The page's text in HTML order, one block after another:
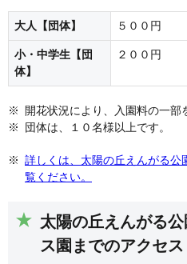
大人【団体】 ５００円
小・中学生【団
体】
２００円
開花状況により、入園料の一部
団体は、１０名様以上です。
詳しくは、太陽の丘えんがる
覧ください。
太陽の丘えんがる
ス園までのアクセス